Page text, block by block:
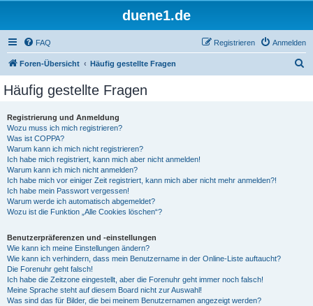
duene1.de
FAQ Anmelden
Registrieren
Foren-Übersicht Häufig gestellte Fragen
Häufig gestellte Fragen
Registrierung und Anmeldung
Wozu muss ich mich registrieren?
Was ist COPPA?
Warum kann ich mich nicht registrieren?
Ich habe mich registriert, kann mich aber nicht anmelden!
Warum kann ich mich nicht anmelden?
Ich habe mich vor einiger Zeit registriert, kann mich aber nicht mehr anmelden?!
Ich habe mein Passwort vergessen!
Warum werde ich automatisch abgemeldet?
Wozu ist die Funktion „Alle Cookies löschen“?
Benutzerpräferenzen und -einstellungen
Wie kann ich meine Einstellungen ändern?
Wie kann ich verhindern, dass mein Benutzername in der Online-Liste auftaucht?
Die Forenuhr geht falsch!
Ich habe die Zeitzone eingestellt, aber die Forenuhr geht immer noch falsch!
Meine Sprache steht auf diesem Board nicht zur Auswahl!
Was sind das für Bilder, die bei meinem Benutzernamen angezeigt werden?